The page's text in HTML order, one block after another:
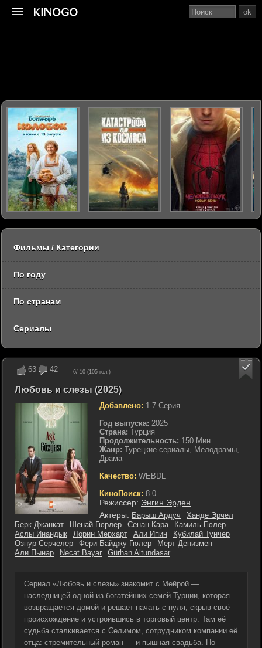
63 42 6/ 10 (105 гол.)
Любовь и слезы (2025)
Добавлено: 1-7 Серия
Год выпуска: 2025
Страна: Турция
Продолжительность: 150 Мин.
Жанр: Турецкие сериалы, Мелодрамы,
Драма
Качество: WEBDL
КиноПоиск: 8.0
Режиссер: Энгин Эрден
Актеры: Барыш Ардуч
Ханде Эрчел
Берк Джанкат
Шенай Гюрлер Сенан Кара
Камиль Гюлер
Аслы Инандык
Лорин Мерхарт Али Ипин
Кубилай Тунчер
Ознур Серчелер
Фери Байджу Гюлер
Мерт Денизмен
Али Пынар
Necat Bayar Gürhan Altundasar
Сериал «Любовь и слезы» знакомит с Мейрой —
наследницей одной из богатейших семей Турции, которая
возвращается домой и решает начать с нуля, скрыв своё
происхождение и устроившись в торговый центр. Там её
судьба сталкивается с Селимом, сотрудником компании её
отца: стремительный роман — и пышная свадьба. Но
ok
Фильмы / Категории
По году
По странам
Сериалы